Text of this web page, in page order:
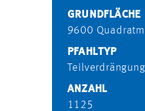
GRUNDFLÄCHE
9600
PFAHLTYP
ANZAHL
1125